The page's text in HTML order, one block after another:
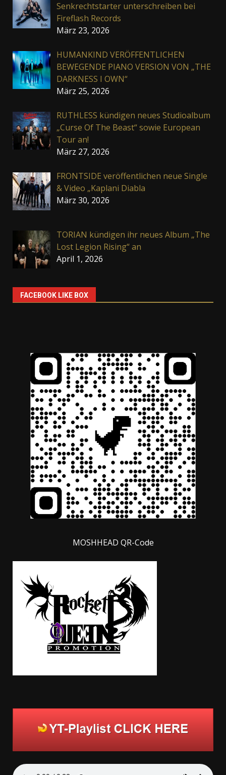
Senkrechtstarter unterschreiben bei
Fireflash Records
März 23, 2026
HUMANKIND VERÖFFENTLICHEN
BEWEGENDE PIANO VERSION VON „THE
DARKNESS I OWN“
März 25, 2026
RUTHLESS kündigen neues Studioalbum
„Curse Of The Beast“ sowie European
Tour an!
März 27, 2026
FRONTSIDE veröffentlichen neue Single
& Video „Kaplani Diabla
März 30, 2026
TORIAN kündigen ihr neues Album „The
Lost Legion Rising“ an
April 1, 2026
FACEBOOK LIKE BOX
MOSHHEAD QR-Code